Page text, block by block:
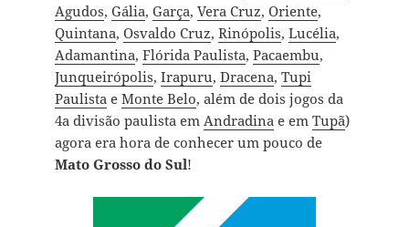
Agudos, Gália, Garça, Vera Cruz, Oriente,
Quintana, Osvaldo Cruz, Rinópolis, Lucélia,
Adamantina, Flórida Paulista, Pacaembu,
Junqueirópolis, Irapuru, Dracena, Tupi
Paulistae Monte Belo, além de dois jogos da
4a divisão paulista em Andradinae em Tupã)
agora era hora de conhecer um pouco de
Mato Grosso do Sul!